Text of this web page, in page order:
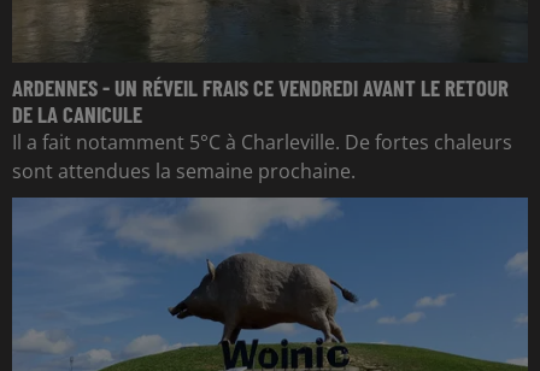
ARDENNES - UN RÉVEIL FRAIS CE VENDREDI AVANT LE RETOUR
DE LA CANICULE
Il a fait notamment 5°C à Charleville. De fortes chaleurs
sont attendues la semaine prochaine.